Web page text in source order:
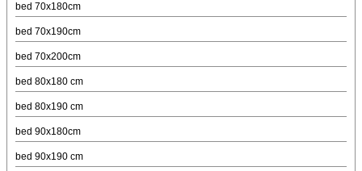
bed 70x180cm
bed 70x190cm
bed 70x200cm
bed 80x180 cm
bed 80x190 cm
bed 90x180cm
bed 90x190 cm